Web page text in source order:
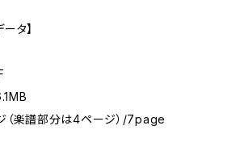
タ】
（楽譜部分は4ページ）/7page